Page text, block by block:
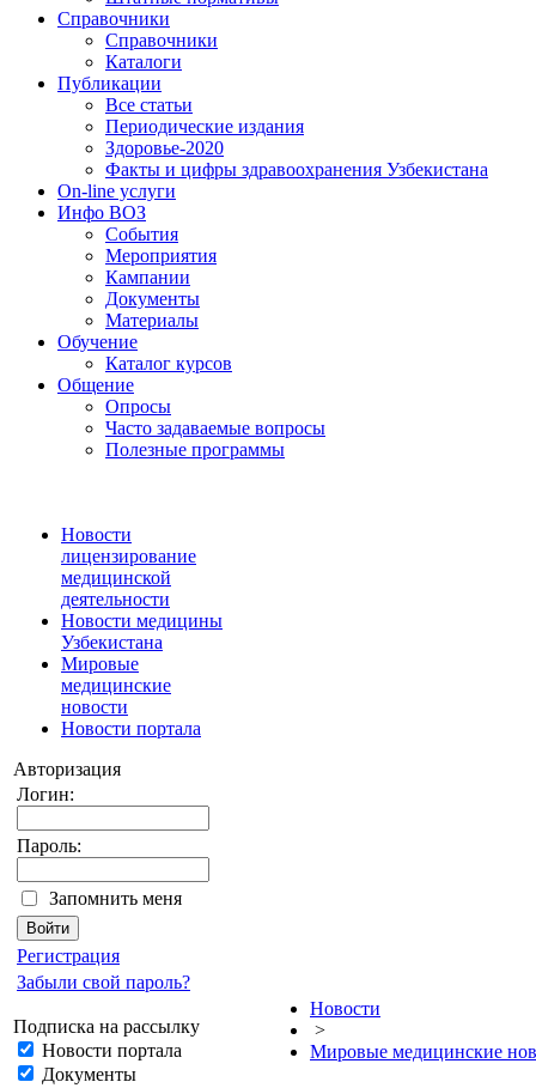
Справочники
Справочники
Каталоги
Публикации
Все статьи
Периодические издания
Здоровье-2020
Факты и цифры здравоохранения Узбекистана
On-line услуги
Инфо ВОЗ
События
Мероприятия
Кампании
Документы
Материалы
Обучение
Каталог курсов
Общение
Опросы
Часто задаваемые вопросы
Полезные программы
Новости
лицензирование
медицинской
деятельности
Новости медицины
Узбекистана
Мировые
медицинские
новости
Новости портала
Авторизация
Логин:
Пароль:
Запомнить меня
Регистрация
Забыли свой пароль?
Подписка на рассылку
Новости портала
Документы
Новости
>
Мировые медицинские